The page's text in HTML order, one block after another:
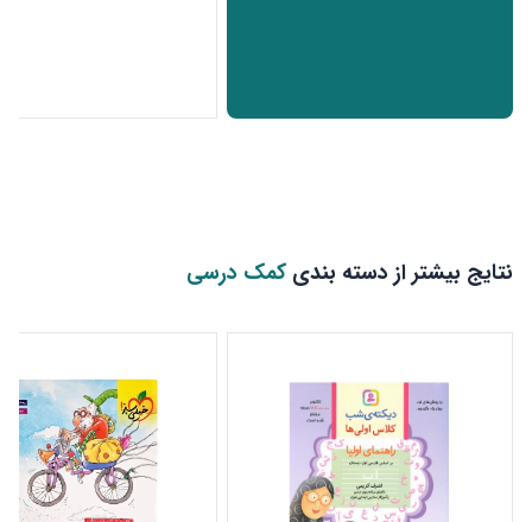
نتایج بیشتر از دسته بندی کمک درسی